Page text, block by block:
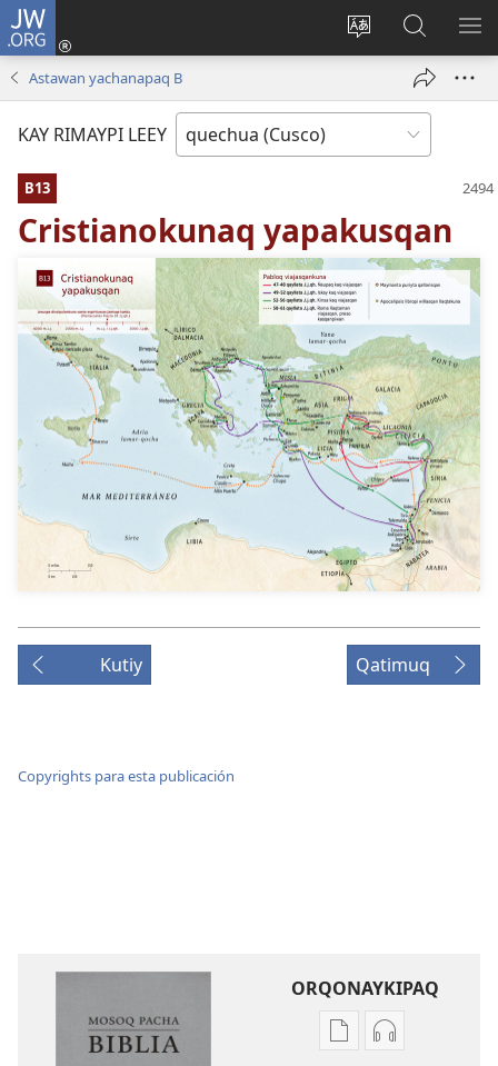
JW.ORG
Direccionpi
Sutiykiwan
jaykuy
nueva
JW.ORG
nisqapi
maskhay
Astawan yachanapaq B
KAY RIMAYPI LEEY
B13
Cristianokunaq yapakusqan
Kutiy Qatimuq
Copyrights para esta publicación
ORQONAYKIPAQ
Kaypi Kaypin